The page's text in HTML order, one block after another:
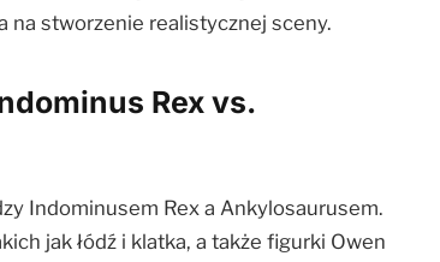
na stworzenie realistycznej sceny.
Rex vs.
Indominusem Rex a Ankylosaurusem.
jak łódź i klatka, a także figurki Owen